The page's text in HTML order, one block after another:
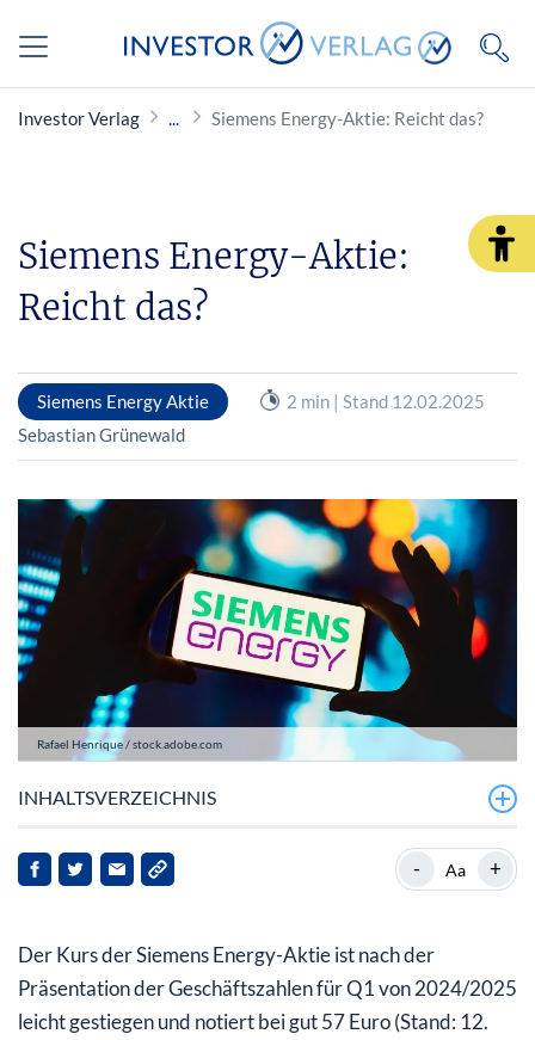
Investor Verlag Siemens Energy-Aktie: Reicht das?
Siemens Energy-Aktie:
Reicht das?
Siemens Energy Aktie
2 min | Stand 12.02.2025
Sebastian Grünewald
Rafael Henrique / stock.adobe.com
INHALTSVERZEICHNIS
Siemens Energy: Prognose für 2025 bestätigt
- Aa +
Der Kurs der Siemens Energy-Aktie ist nach der
Präsentation der Geschäftszahlen für Q1 von 2024/2025
leicht gestiegen und notiert bei gut 57 Euro (Stand: 12.